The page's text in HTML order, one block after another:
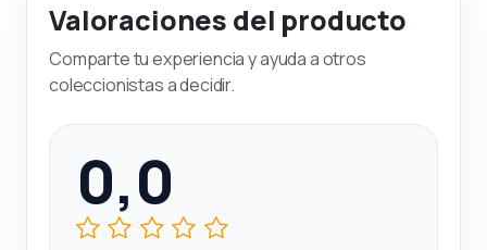
Valoraciones del producto
Comparte tu experiencia y ayuda a otros
coleccionistas a decidir.
0,0